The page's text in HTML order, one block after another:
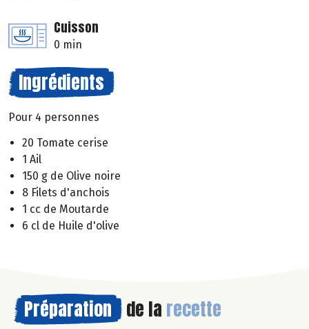
Cuisson
0 min
Ingrédients
Pour 4 personnes
20 Tomate cerise
1 Ail
150 g de Olive noire
8 Filets d'anchois
1 cc de Moutarde
6 cl de Huile d'olive
Préparation de la recette